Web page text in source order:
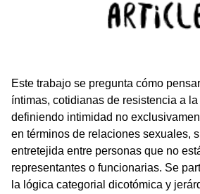
Este trabajo se pregunta cómo
íntimas, cotidianas de resistencia a
definiendo intimidad no
en términos de relaciones sexuales,
entretejida entre personas que no
representantes o funcionarias. Se
la lógica categorial dicotómica y